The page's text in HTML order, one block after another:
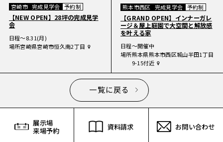
宮崎市 完成見学会 予約制
【NEW OPEN】28坪の完成見学
会
日程〜8.31(月)
場所宮崎県宮崎市恒久南2丁目
熊本市西区 完成見学会 予約制
【GRAND OPEN】インナーガレ
ージ＆屋上庭園で大空間と解放感
を叶える家
日程〜開催中
場所熊本県熊本市西区城山半田1丁目
9-15付近
一覧に戻る
展示場
来場予約
資料請求 お問い合わせ